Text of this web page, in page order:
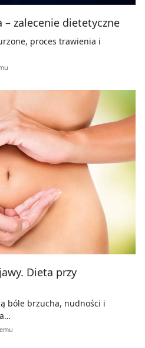
zalecenie dietetyczne
proces trawienia i
Dieta przy
bóle brzucha, nudności i